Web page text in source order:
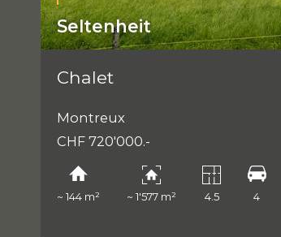
Seltenheit
Chalet
Montreux
CHF 720'000.-
~ 144 m² ~ 1'577 m² 4.5 4